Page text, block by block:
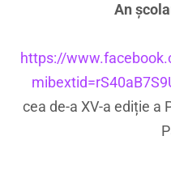
An
https://
cea de-a XV-a ediție a